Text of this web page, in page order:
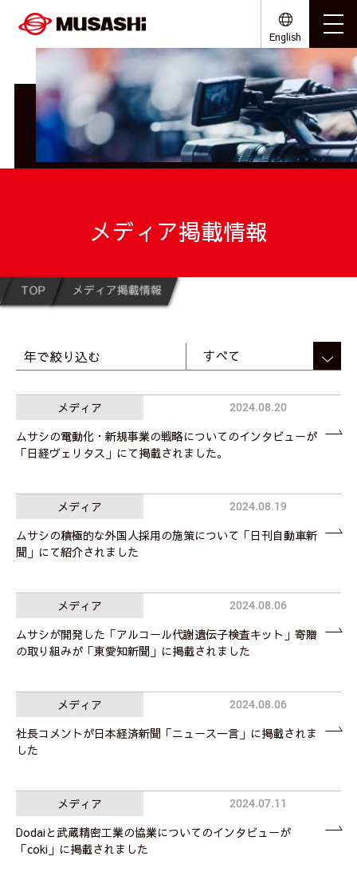
English
メディア掲載情報
TOP メディア掲載情報
年で絞り込む
メディア
ムサシの電動化・新規事業の戦略についてのインタビューが
「日経ヴェリタス」にて掲載されました。
2024.08.20
メディア
ムサシの積極的な外国人採用の施策について「日刊自動車新
聞」にて紹介されました
2024.08.19
メディア
ムサシが開発した「アルコール代謝遺伝子検査キット」寄贈
の取り組みが「東愛知新聞」に掲載されました
2024.08.06
メディア
社長コメントが日本経済新聞「ニュース一言」に掲載されま
した
2024.08.06
メディア
Dodaiと武蔵精密工業の協業についてのインタビューが
「coki」に掲載されました
2024.07.11